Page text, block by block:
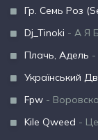
Гр. Семь Роз
Dj_Tinoki - А Я
Плачь, Адель -
Український
Fpw -
Kile Qweed -